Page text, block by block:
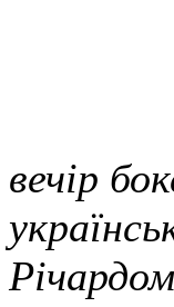
вечір